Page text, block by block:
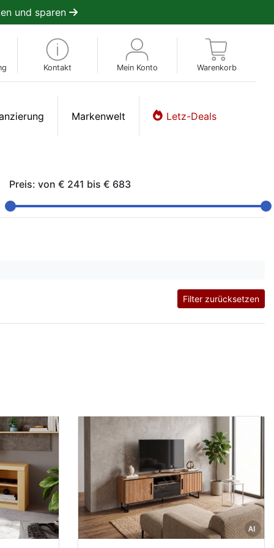
und sparen
Kontakt Mein Konto Warenkorb
Markenwelt Letz-Deals
Preis: von € 241 bis € 683
Filter zurücksetzen